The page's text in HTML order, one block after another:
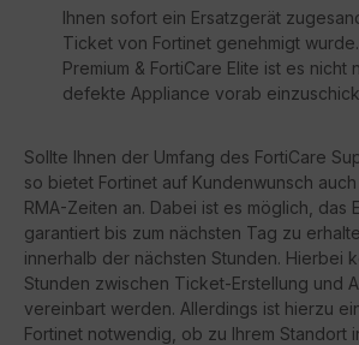
Ihnen sofort ein Ersatzgerät
Ticket von Fortinet genehmigt
Premium & FortiCare Elite ist es nicht
defekte Appliance vorab
Sollte Ihnen der Umfang des FortiCare
so bietet Fortinet auf Kundenwunsch
RMA-Zeiten an. Dabei ist es möglich, das
garantiert bis zum nächsten Tag zu
innerhalb der nächsten Stunden. Hierbei
Stunden zwischen Ticket-Erstellung und
vereinbart werden. Allerdings ist hierzu
Fortinet notwendig, ob zu Ihrem Standort